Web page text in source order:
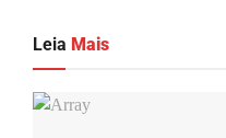
Leia Mais